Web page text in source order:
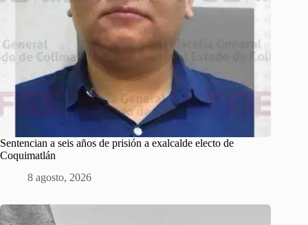
Sentencian a seis años de prisión a exalcalde electo de
Coquimatlán
8 agosto, 2026